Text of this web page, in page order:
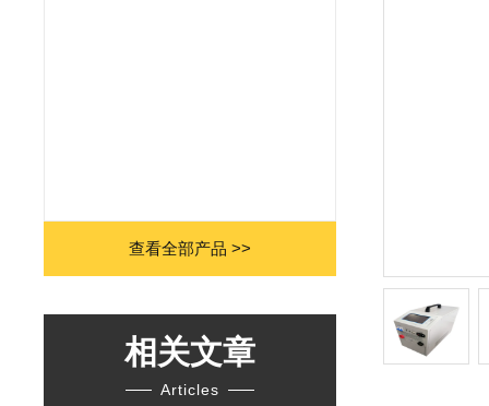
查看全部产品 >>
相关文章
Articles